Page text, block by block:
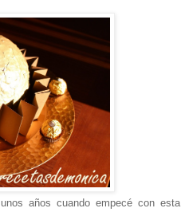
años cuando empecé con esta